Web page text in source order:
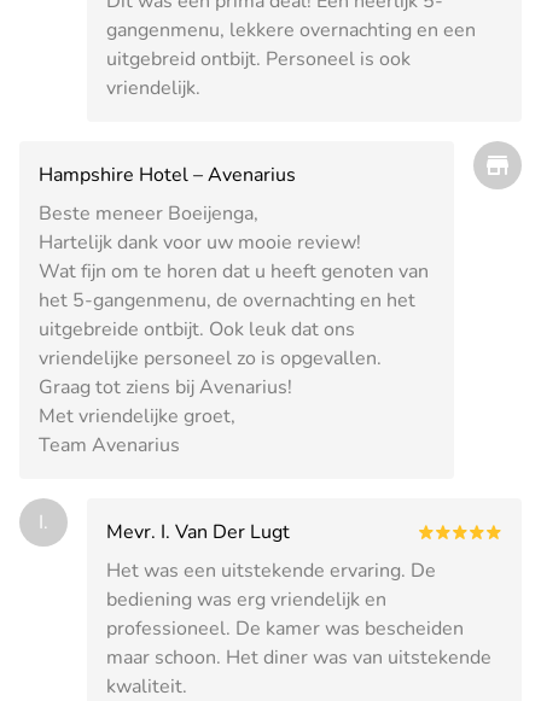
gangenmenu, lekkere overnachting en een
uitgebreid ontbijt. Personeel is ook
vriendelijk.
Hampshire Hotel – Avenarius
Beste meneer Boeijenga,
Hartelijk dank voor uw mooie review!
Wat fijn om te horen dat u heeft genoten van
het 5-gangenmenu, de overnachting en het
uitgebreide ontbijt. Ook leuk dat ons
vriendelijke personeel zo is opgevallen.
Graag tot ziens bij Avenarius!
Met vriendelijke groet,
Team Avenarius
I.
Mevr. I. Van Der Lugt
Het was een uitstekende ervaring. De
bediening was erg vriendelijk en
professioneel. De kamer was bescheiden
maar schoon. Het diner was van uitstekende
kwaliteit.